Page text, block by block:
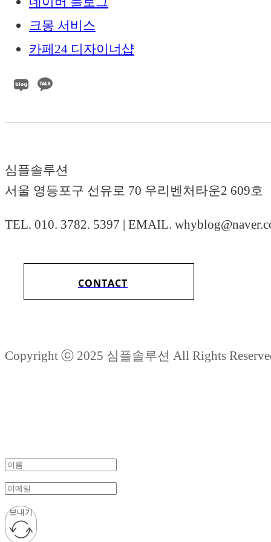
크몽 서비스
카페24 디자이너샵
심플솔루션
서울 영등포구 선유로 70 우리벤처타운2 609호
TEL. 010. 3782. 5397 | EMAIL.
CONTACT
Copyright ⓒ 2025 심플솔루션 All Rights
보내기